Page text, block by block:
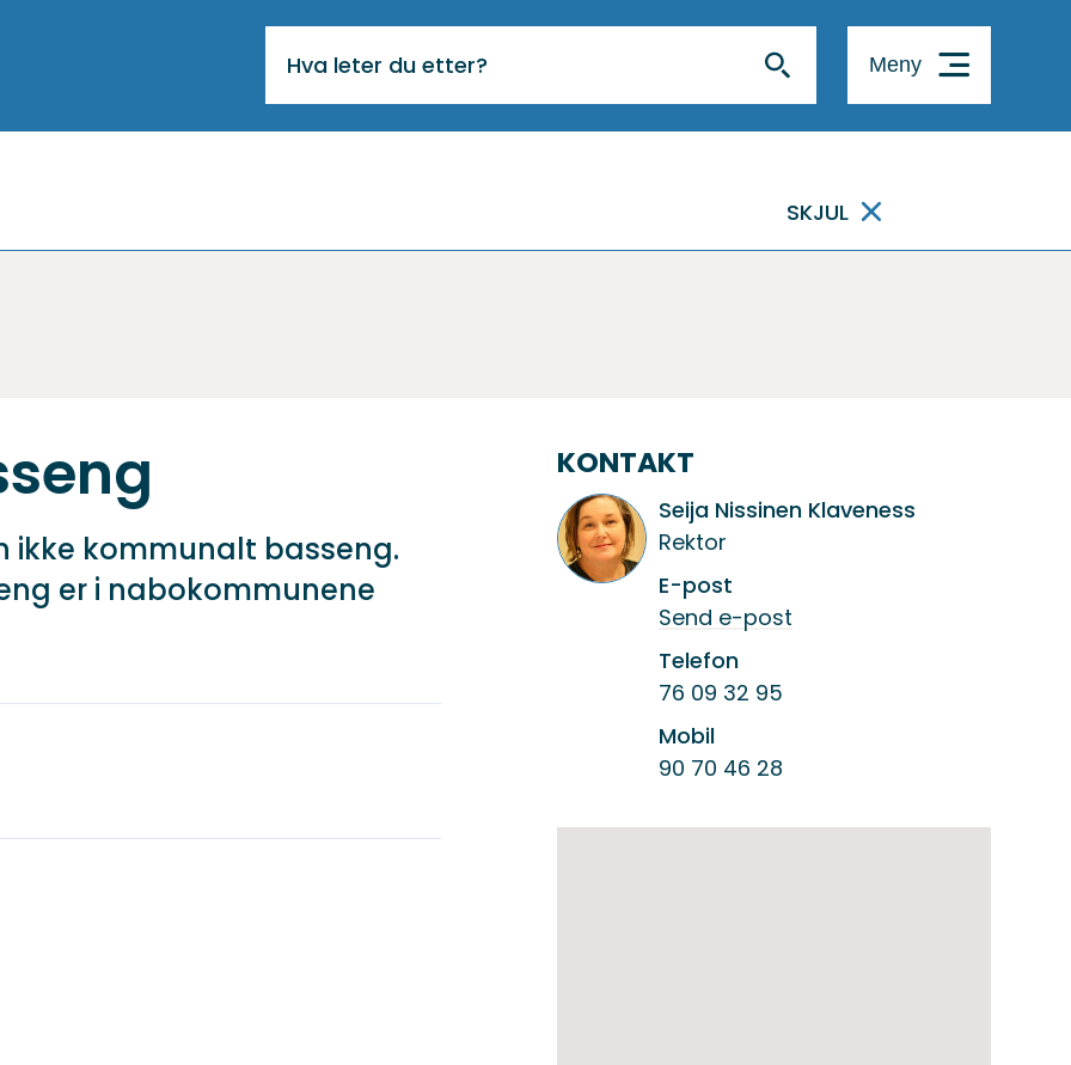
Meny
MELDING
SKJUL
ikke kommunalt basseng.
er i nabokommunene
KONTAKT
Seija Nissinen Klaveness
Rektor
E-post
Send e-posttil
Telefon
76 09 32 95
Mobil
90 70 46 28